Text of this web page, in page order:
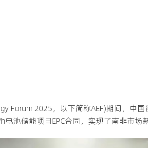
Forum 2025，以下简称AEF)期间，中
池储能项目EPC合同，实现了南非市场新